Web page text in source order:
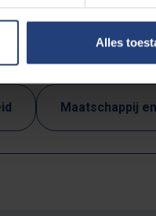
Alles
Maatschappij